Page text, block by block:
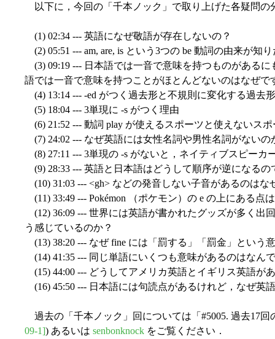
以下に，今回の「千本ノック」で取り上げた各疑問の
(1) 02:34 --- 英語になぜ敬語が存在しないの？
(2) 05:51 --- am, are, is という3つの be 動詞の由来が知
(3) 09:19 --- 日本語では一音で意味を持つものがある
語では一音で意味を持つことがほとんどないのはなぜで
(4) 13:14 --- -ed がつく過去形と不規則に変化する過去
(5) 18:04 --- 3単現に -s がつく理由
(6) 21:52 --- 動詞 play が使えるスポーツと使えないス
(7) 24:02 --- なぜ英語には女性名詞や男性名詞がないの
(8) 27:11 --- 3単現の -s がないと，ネイティブスピーカ
(9) 28:33 --- 英語と日本語はどうして順序が逆になるの
(10) 31:03 --- <gh> などの発音しない子音があるのはな
(11) 33:49 --- Pokémon （ポケモン）の e の上にある点
(12) 36:09 --- 世界には英語が書かれたグッズが多く出
う感じているのか？
(13) 38:20 --- なぜ fine には「罰する」「罰金」という
(14) 41:35 --- 同じ単語にいくつも意味があるのはなん
(15) 44:00 --- どうしてアメリカ英語とイギリス英語が
(16) 45:50 --- 日本語には句読点があるけれど，なぜ英
過去の「千本ノック」回については「#5005. 過去17回
09-1]) あるいは senbonknock をご覧ください．